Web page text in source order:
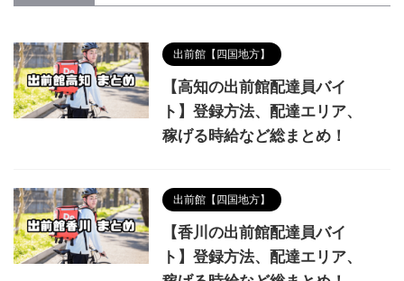
出前館【四国地方】
【高知の出前館配達員バイ
ト】登録方法、配達エリア、
稼げる時給など総まとめ！
出前館【四国地方】
【香川の出前館配達員バイ
ト】登録方法、配達エリア、